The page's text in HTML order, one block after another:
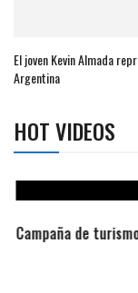
El joven Kevin Almada
Argentina
HOT VIDEOS
Campaña de